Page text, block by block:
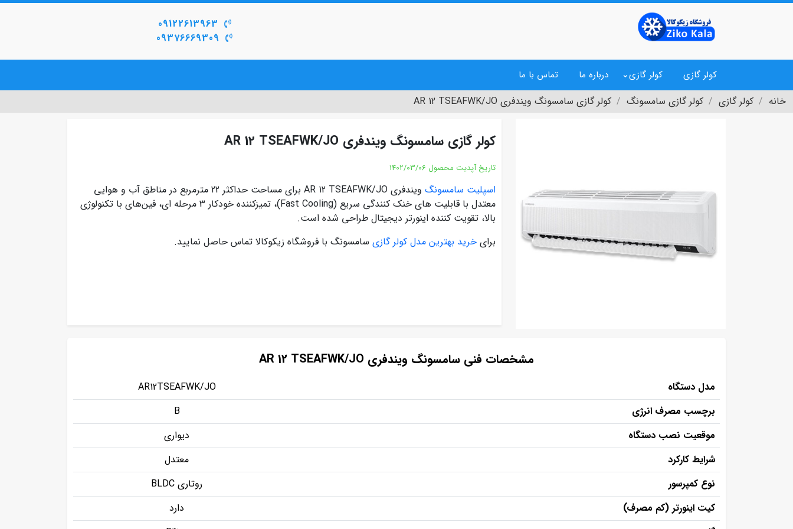
09122613963
09376669309
کولر گازی کولر گازی درباره ما تماس با ما
خانه کولر گازی کولر گازی سامسونگ کولر گازی سامسونگ ویندفری AR 12 TSEAFWK/JO
کولر گازی سامسونگ ویندفری AR 12 TSEAFWK/JO
تاریخ آپدیت محصول 1402/03/06
اسپلیت سامسونگ
ویندفری AR 12 TSEAFWK/JO برای مساحت حداکثر 22 مترمربع در مناطق آب و هوایی
معتدل با قابلیت های خنک کنندگی سریع (Fast Cooling)، تمیزکننده خودکار 3 مرحله ای، فین‌های با تکنولوژی
بالا، تقویت کننده اینورتر دیجیتال طراحی شده است.
برای خرید بهترین مدل کولر گازی سامسونگ با فروشگاه زیکوکالا تماس حاصل نمایید.
مشخصات فنی سامسونگ ویندفری AR 12 TSEAFWK/JO
مدل دستگاه
AR12TSEAFWK/JO
برچسب مصرف انرژی
B
موقعیت نصب دستگاه
دیواری
شرایط کارکرد
معتدل
نوع کمپرسور
روتاری BLDC
کیت اینورتر (کم مصرف)
دارد